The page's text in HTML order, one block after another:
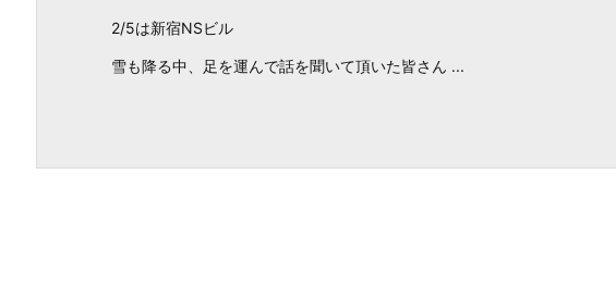
2/5は新宿NSビル
雪も降る中、足を運んで話を聞いて頂いた皆さん ...